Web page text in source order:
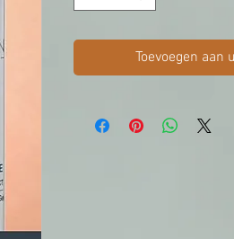
Toevoegen aan